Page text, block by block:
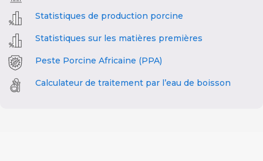
Statistiques de production porcine
Statistiques sur les matières premières
Peste Porcine Africaine (PPA)
Calculateur de traitement par l’eau de boisson